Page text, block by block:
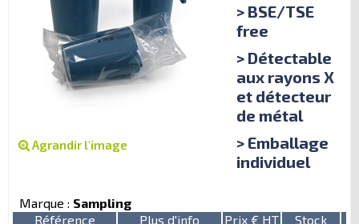
Agrandir l'image
> BSE/TSE
free
> Détectable
aux rayons X
et détecteur
de métal
> Emballage
individuel
Marque : Sampling
Référence
Plus d'info Prix € HT
Stock